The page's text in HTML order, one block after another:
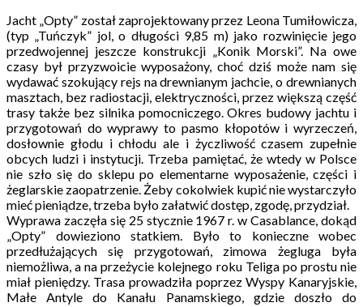
Jacht „Opty” został zaprojektowany przez Leona Tumiłowicza,
(typ „Tuńczyk” jol, o długości 9,85 m) jako rozwinięcie jego
przedwojennej jeszcze konstrukcji „Konik Morski”. Na owe
czasy był przyzwoicie wyposażony, choć dziś może nam się
wydawać szokujący rejs na drewnianym jachcie, o drewnianych
masztach, bez radiostacji, elektryczności, przez większą część
trasy także bez silnika pomocniczego. Okres budowy jachtu i
przygotowań do wyprawy to pasmo kłopotów i wyrzeczeń,
dosłownie głodu i chłodu ale i życzliwość czasem zupełnie
obcych ludzi i instytucji. Trzeba pamiętać, że wtedy w Polsce
nie szło się do sklepu po elementarne wyposażenie, części i
żeglarskie zaopatrzenie. Żeby cokolwiek kupić nie wystarczyło
mieć pieniądze, trzeba było załatwić dostęp, zgodę, przydział.
Wyprawa zaczęła się 25 stycznie 1967 r. w Casablance, dokąd
„Opty” dowieziono statkiem. Było to konieczne wobec
przedłużających się przygotowań, zimowa żegluga była
niemożliwa, a na przeżycie kolejnego roku Teliga po prostu nie
miał pieniędzy. Trasa prowadziła poprzez Wyspy Kanaryjskie,
Małe Antyle do Kanału Panamskiego, gdzie doszło do